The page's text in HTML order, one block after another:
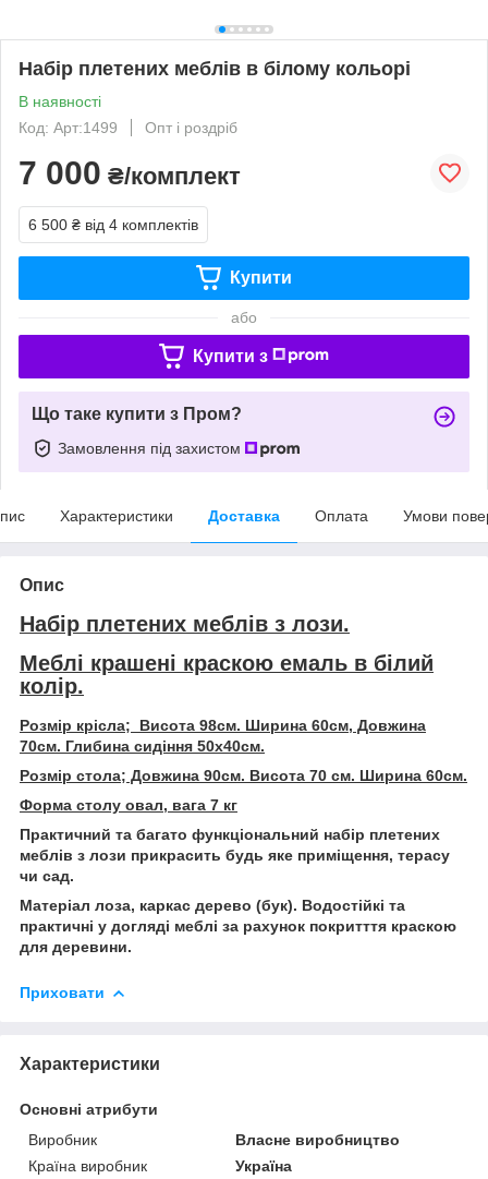
Набір плетених меблів в білому кольорі
В наявності
Код: Арт:1499
Опт і роздріб
7 000 ₴/комплект
6 500 ₴ від 4 комплектів
Купити
або
Купити з
Що таке купити з Пром?
Замовлення під захистом
Характеристики Доставка Оплата Умови
Опис
Набір плетених меблів з лози.
Меблі крашені краскою емаль в білий
колір.
Розмір крісла; Висота 98см. Ширина 60см, Довжина
70см. Глибина сидіння 50х40см.
Розмір стола; Довжина 90см. Висота 70 см. Ширина 60см.
Форма столу овал, вага 7 кг
Практичний та багато функціональний набір плетених
меблів з лози прикрасить будь яке приміщення, терасу
чи сад.
Матеріал лоза, каркас дерево (бук). Водостійкі та
практичні у догляді меблі за рахунок покритття краскою
для деревини.
Приховати
Характеристики
Основні атрибути
Виробник
Власне виробництво
Країна виробник
Україна